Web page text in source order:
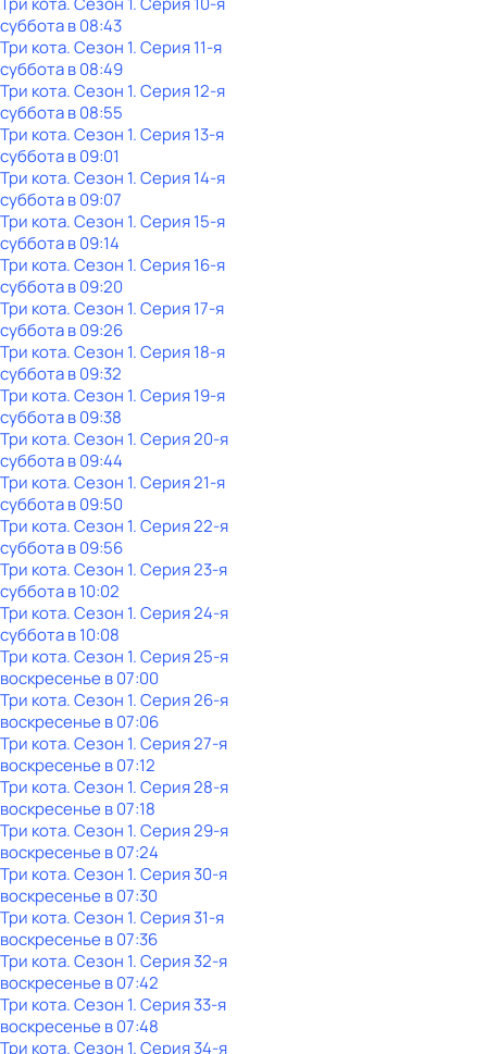
субботав08:43
Три кота. Сезон 1. Серия 11-я
субботав08:49
Три кота. Сезон 1. Серия 12-я
субботав08:55
Три кота. Сезон 1. Серия 13-я
субботав09:01
Три кота. Сезон 1. Серия 14-я
субботав09:07
Три кота. Сезон 1. Серия 15-я
субботав09:14
Три кота. Сезон 1. Серия 16-я
субботав09:20
Три кота. Сезон 1. Серия 17-я
субботав09:26
Три кота. Сезон 1. Серия 18-я
субботав09:32
Три кота. Сезон 1. Серия 19-я
субботав09:38
Три кота. Сезон 1. Серия 20-я
субботав09:44
Три кота. Сезон 1. Серия 21-я
субботав09:50
Три кота. Сезон 1. Серия 22-я
субботав09:56
Три кота. Сезон 1. Серия 23-я
субботав10:02
Три кота. Сезон 1. Серия 24-я
субботав10:08
Три кота. Сезон 1. Серия 25-я
воскресенье в07:00
Три кота. Сезон 1. Серия 26-я
воскресенье в07:06
Три кота. Сезон 1. Серия 27-я
воскресенье в07:12
Три кота. Сезон 1. Серия 28-я
воскресенье в07:18
Три кота. Сезон 1. Серия 29-я
воскресенье в07:24
Три кота. Сезон 1. Серия 30-я
воскресенье в07:30
Три кота. Сезон 1. Серия 31-я
воскресенье в07:36
Три кота. Сезон 1. Серия 32-я
воскресенье в07:42
Три кота. Сезон 1. Серия 33-я
воскресенье в07:48
Три кота. Сезон 1. Серия 34-я